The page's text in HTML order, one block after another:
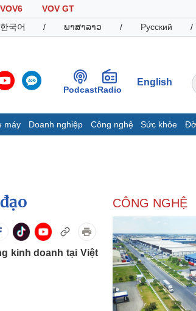
VOV6
VOV GT
한국어 / ພາສາລາວ / Русский /
PodcastRadio
English
máy Doanh nghiệp Công nghệ Sức khỏe
Doanh nghiệp
Thông tin doanh nghiệp
Doanh nghiệp 24h
Doanh nhân
Vì cộng đồng
kinh doanh tại Việt
CÔNG NGHỆ